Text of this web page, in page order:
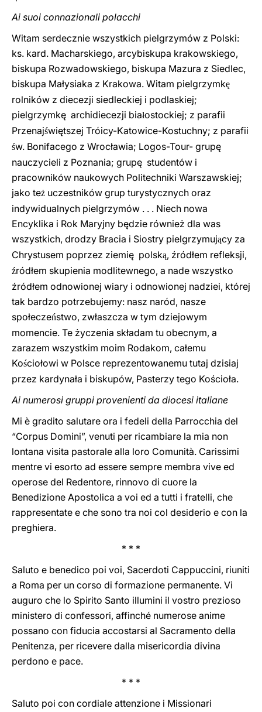
Ai suoi connazionali polacchi
Witam serdecznie wszystkich pielgrzymów z Polski:
ks. kard. Macharskiego, arcybiskupa krakowskiego,
biskupa Rozwadowskiego, biskupa Mazura z Siedlec,
biskupa Małysiaka z Krakowa. Witam pielgrzymkę
rolników z diecezji siedleckiej i podlaskiej;
pielgrzymkę archidiecezji białostockiej; z parafii
Przenajświętszej Tróicy-Katowice-Kostuchny; z parafii
św. Bonifacego z Wrocławia; Logos-Tour- grupę
nauczycieli z Poznania; grupę studentów i
pracowników naukowych Politechniki Warszawskiej;
jako też uczestników grup turystycznych oraz
indywidualnych pielgrzymów . . . Niech nowa
Encyklika i Rok Maryjny będzie również dla was
wszystkich, drodzy Bracia i Siostry pielgrzymujący za
Chrystusem poprzez ziemię polską, źródłem refleksji,
źródłem skupienia modlitewnego, a nade wszystko
źródłem odnowionej wiary i odnowionej nadziei, której
tak bardzo potrzebujemy: nasz naród, nasze
społeczeństwo, zwłaszcza w tym dziejowym
momencie. Te życzenia składam tu obecnym, a
zarazem wszystkim moim Rodakom, całemu
Kościołowi w Polsce reprezentowanemu tutaj dzisiaj
przez kardynała i biskupów, Pasterzy tego Kościoła.
Ai numerosi gruppi provenienti da diocesi italiane
Mi è gradito salutare ora i fedeli della Parrocchia del
“Corpus Domini”, venuti per ricambiare la mia non
lontana visita pastorale alla loro Comunità. Carissimi
mentre vi esorto ad essere sempre membra vive ed
operose del Redentore, rinnovo di cuore la
Benedizione Apostolica a voi ed a tutti i fratelli, che
rappresentate e che sono tra noi col desiderio e con la
preghiera.
* * *
Saluto e benedico poi voi, Sacerdoti Cappuccini, riuniti
a Roma per un corso di formazione permanente. Vi
auguro che lo Spirito Santo illumini il vostro prezioso
ministero di confessori, affinché numerose anime
possano con fiducia accostarsi al Sacramento della
Penitenza, per ricevere dalla misericordia divina
perdono e pace.
* * *
Saluto poi con cordiale attenzione i Missionari